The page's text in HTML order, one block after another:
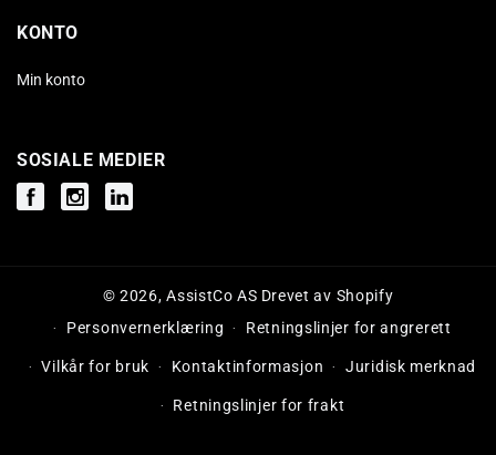
KONTO
Min konto
SOSIALE MEDIER
FacebookInstagramInstagram
© 2026,AssistCo AS Drevet av Shopify
Personvernerklæring
Retningslinjer for angrerett
Vilkår for bruk Kontaktinformasjon Juridisk merknad
Retningslinjer for frakt